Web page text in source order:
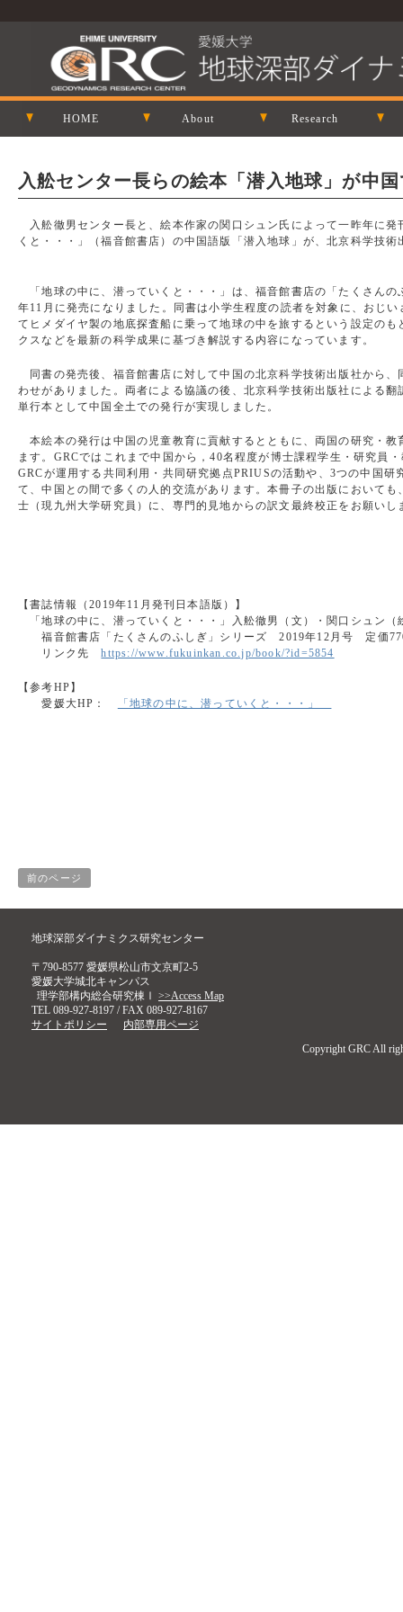
HOME About Research
入舩センター長らの絵本「潜入地球」が中
入舩徹男センター長と、絵本作家の関口シュン氏によって一昨年に発
くと・・・」（福音館書店）の中国語版「潜入地球」が、北京科学技
「地球の中に、潜っていくと・・・」は、福音館書店の「たくさんの
年11月に発売になりました。同書は小学生程度の読者を対象に、おじ
てヒメダイヤ製の地底探査船に乗って地球の中を旅するという設定の
クスなどを最新の科学成果に基づき解説する内容になっています。
同書の発売後、福音館書店に対して中国の北京科学技術出版社から、
わせがありました。両者による協議の後、北京科学技術出版社による
単行本として中国全土での発行が実現しました。
本絵本の発行は中国の児童教育に貢献するとともに、両国の研究・教
ます。GRCではこれまで中国から，40名程度が博士課程学生・研究員
GRCが運用する共同利用・共同研究拠点PRIUSの活動や、3つの中国研
て、中国との間で多くの人的交流があります。本冊子の出版において
士（現九州大学研究員）に、専門的見地からの訳文最終校正をお願いし
【書誌情報（2019年11月発刊日本語版）】
「地球の中に、潜っていくと・・・」入舩徹男（文）・関口シュン（
福音館書店「たくさんのふしぎ」シリーズ 2019年12月号 定価
リンク先https://www.fukuinkan.co.jp/book/?id=5854
【参考HP】
愛媛大HP：
「地球の中に、潜っていくと・・・」
前のページ
地球深部ダイナミクス研究センター
〒790-8577 愛媛県松山市文京町2-5
愛媛大学城北キャンパス
理学部構内総合研究棟Ⅰ >>Access Map
TEL 089-927-8197 / FAX 089-927-8167
サイトポリシー
内部専用ページ
Copyright GRC All